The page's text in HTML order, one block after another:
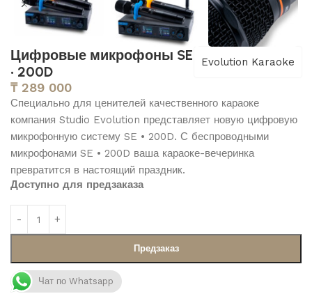
Цифровые микрофоны SE
• 200D
Evolution Karaoke
₸289 000
Специально для ценителей качественного караоке
компания Studio Evolution представляет новую цифровую
микрофонную систему SE • 200D. С беспроводными
микрофонами SE • 200D ваша караоке-вечеринка
превратится в настоящий праздник.
Доступно для предзаказа
Предзаказ
Чат по Whatsapp